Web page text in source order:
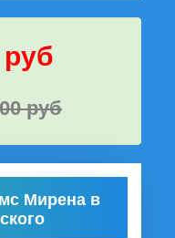
руб
руб
Мирена в